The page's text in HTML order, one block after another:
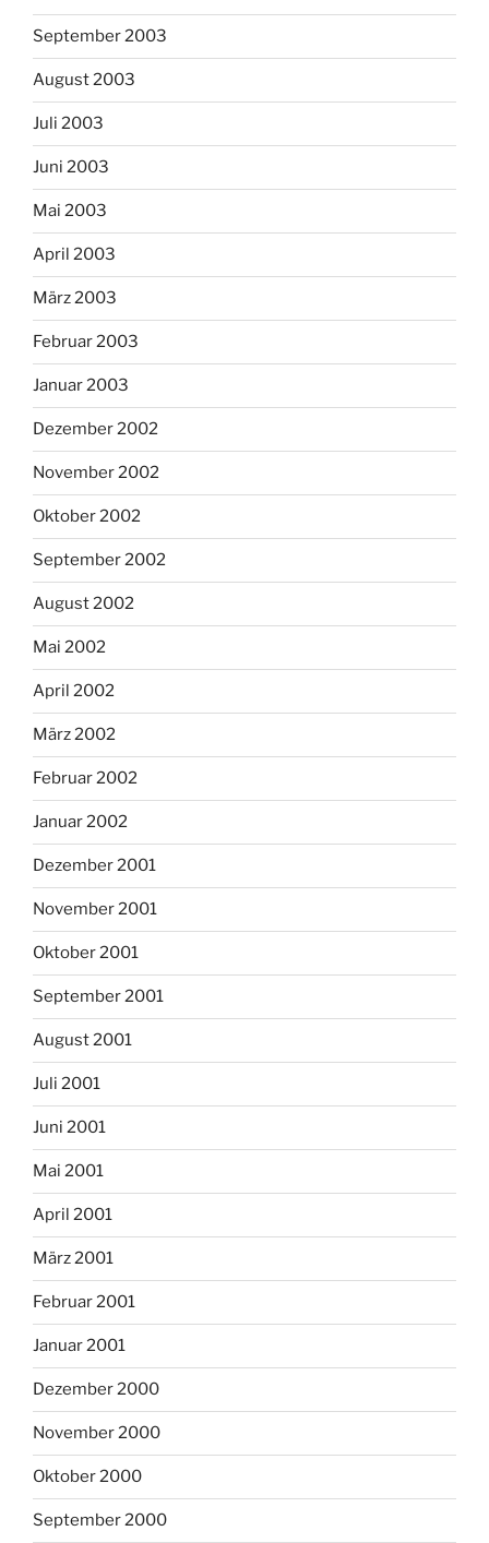
September 2003
August 2003
Juli 2003
Juni 2003
Mai 2003
April 2003
März 2003
Februar 2003
Januar 2003
Dezember 2002
November 2002
Oktober 2002
September 2002
August 2002
Mai 2002
April 2002
März 2002
Februar 2002
Januar 2002
Dezember 2001
November 2001
Oktober 2001
September 2001
August 2001
Juli 2001
Juni 2001
Mai 2001
April 2001
März 2001
Februar 2001
Januar 2001
Dezember 2000
November 2000
Oktober 2000
September 2000